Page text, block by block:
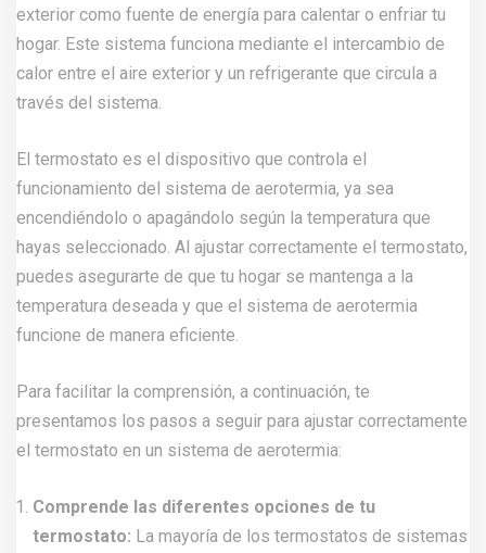
exterior como fuente de energía para calentar o enfriar tu
hogar. Este sistema funciona mediante el intercambio de
calor entre el aire exterior y un refrigerante que circula a
través del sistema.
El termostato es el dispositivo que controla el
funcionamiento del sistema de aerotermia, ya sea
encendiéndolo o apagándolo según la temperatura que
hayas seleccionado. Al ajustar correctamente el termostato,
puedes asegurarte de que tu hogar se mantenga a la
temperatura deseada y que el sistema de aerotermia
funcione de manera eficiente.
Para facilitar la comprensión, a continuación, te
presentamos los pasos a seguir para ajustar correctamente
el termostato en un sistema de aerotermia:
Comprende las diferentes opciones de tu
termostato: La mayoría de los termostatos de sistemas